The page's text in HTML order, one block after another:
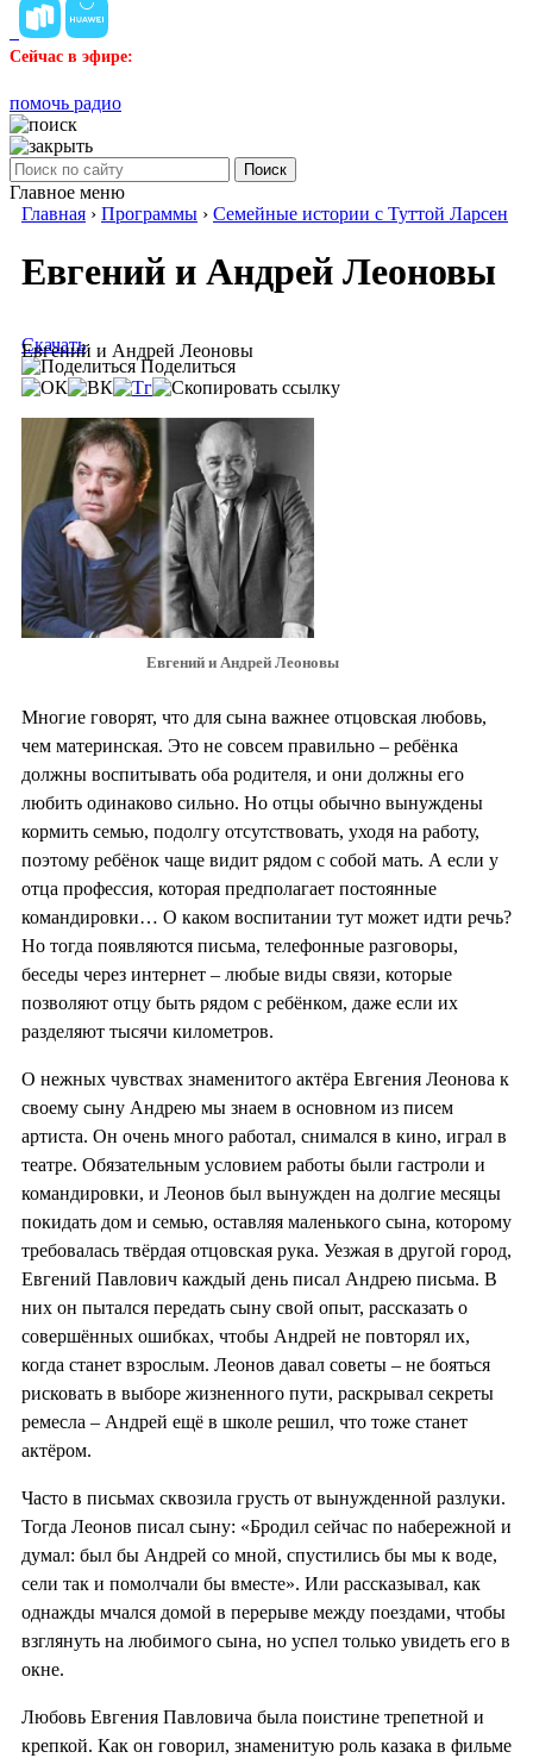
Сейчас в эфире:
помочь радио
Поиск
Главное меню
Главная › Программы › Семейные истории с Туттой Ларсен
Евгений и Андрей Леоновы
Евгений и Андрей Леоновы
Скачать
Поделиться
Евгений и Андрей Леоновы
Многие говорят, что для сына важнее отцовская любовь,
чем материнская. Это не совсем правильно – ребёнка
должны воспитывать оба родителя, и они должны его
любить одинаково сильно. Но отцы обычно вынуждены
кормить семью, подолгу отсутствовать, уходя на работу,
поэтому ребёнок чаще видит рядом с собой мать. А если у
отца профессия, которая предполагает постоянные
командировки… О каком воспитании тут может идти речь?
Но тогда появляются письма, телефонные разговоры,
беседы через интернет – любые виды связи, которые
позволяют отцу быть рядом с ребёнком, даже если их
разделяют тысячи километров.
О нежных чувствах знаменитого актёра Евгения Леонова к
своему сыну Андрею мы знаем в основном из писем
артиста. Он очень много работал, снимался в кино, играл в
театре. Обязательным условием работы были гастроли и
командировки, и Леонов был вынужден на долгие месяцы
покидать дом и семью, оставляя маленького сына, которому
требовалась твёрдая отцовская рука. Уезжая в другой город,
Евгений Павлович каждый день писал Андрею письма. В
них он пытался передать сыну свой опыт, рассказать о
совершённых ошибках, чтобы Андрей не повторял их,
когда станет взрослым. Леонов давал советы – не бояться
рисковать в выборе жизненного пути, раскрывал секреты
ремесла – Андрей ещё в школе решил, что тоже станет
актёром.
Часто в письмах сквозила грусть от вынужденной разлуки.
Тогда Леонов писал сыну: «Бродил сейчас по набережной и
думал: был бы Андрей со мной, спустились бы мы к воде,
сели так и помолчали бы вместе». Или рассказывал, как
однажды мчался домой в перерыве между поездами, чтобы
взглянуть на любимого сына, но успел только увидеть его в
окне.
Любовь Евгения Павловича была поистине трепетной и
крепкой. Как он говорил, знаменитую роль казака в фильме